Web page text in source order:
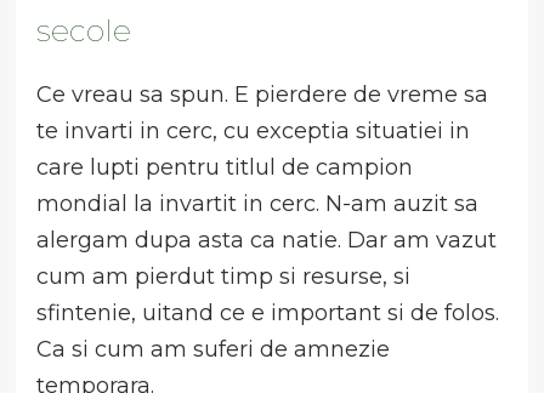
secole
Ce vreau sa spun. E pierdere de vreme sa
te invarti in cerc, cu exceptia situatiei in
care lupti pentru titlul de campion
mondial la invartit in cerc. N-am auzit sa
alergam dupa asta ca natie. Dar am vazut
cum am pierdut timp si resurse, si
sfintenie, uitand ce e important si de folos.
Ca si cum am suferi de amnezie
temporara.